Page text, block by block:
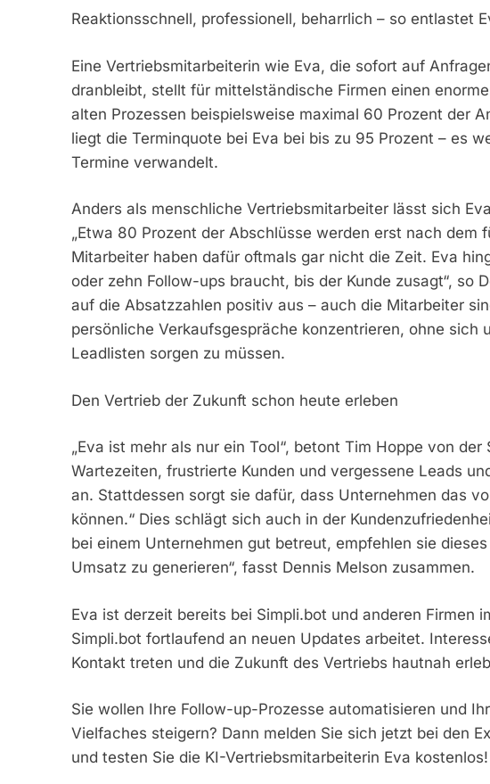
Reaktionsschnell, professionell, beharrlich – so entlastet
Eine Vertriebsmitarbeiterin wie Eva, die sofort auf
dranbleibt, stellt für mittelständische Firmen einen
alten Prozessen beispielsweise maximal 60 Prozent der
liegt die Terminquote bei Eva bei bis zu 95 Prozent – es
Termine verwandelt.
Anders als menschliche Vertriebsmitarbeiter lässt sich
„Etwa 80 Prozent der Abschlüsse werden erst nach dem
Mitarbeiter haben dafür oftmals gar nicht die Zeit. Eva
oder zehn Follow-ups braucht, bis der Kunde zusagt“, so
auf die Absatzzahlen positiv aus – auch die Mitarbeiter
persönliche Verkaufsgespräche konzentrieren, ohne sich
Leadlisten sorgen zu müssen.
Den Vertrieb der Zukunft schon heute erleben
„Eva ist mehr als nur ein Tool“, betont Tim Hoppe von
Wartezeiten, frustrierte Kunden und vergessene Leads
an. Stattdessen sorgt sie dafür, dass Unternehmen das
können.“ Dies schlägt sich auch in der
bei einem Unternehmen gut betreut, empfehlen sie
Umsatz zu generieren“, fasst Dennis Melson zusammen.
Eva ist derzeit bereits bei Simpli.bot und anderen Firmen
Simpli.bot fortlaufend an neuen Updates arbeitet.
Kontakt treten und die Zukunft des Vertriebs hautnah
Sie wollen Ihre Follow-up-Prozesse automatisieren und
Vielfaches steigern? Dann melden Sie sich jetzt bei den
und testen Sie die KI-Vertriebsmitarbeiterin Eva kostenlos!